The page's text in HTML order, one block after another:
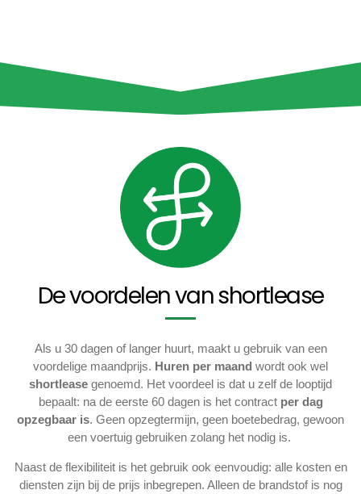
De voordelen van shortlease
Als u 30 dagen of langer huurt, maakt u gebruik van een
voordelige maandprijs. Huren per maand wordt ook wel
shortlease genoemd. Het voordeel is dat u zelf de looptijd
bepaalt: na de eerste 60 dagen is het contract per dag
opzegbaar is. Geen opzegtermijn, geen boetebedrag, gewoon
een voertuig gebruiken zolang het nodig is.
Naast de flexibiliteit is het gebruik ook eenvoudig: alle kosten en
diensten zijn bij de prijs inbegrepen. Alleen de brandstof is nog